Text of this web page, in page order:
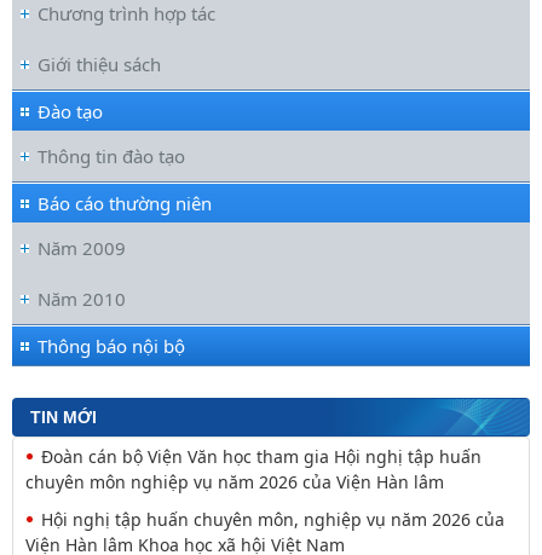
Chương trình hợp tác
Giới thiệu sách
Đào tạo
Thông tin đào tạo
Báo cáo thường niên
Năm 2009
Năm 2010
Thông báo nội bộ
TIN MỚI
Đoàn cán bộ Viện Văn học tham gia Hội nghị tập huấn
chuyên môn nghiệp vụ năm 2026 của Viện Hàn lâm
Hội nghị tập huấn chuyên môn, nghiệp vụ năm 2026 của
Viện Hàn lâm Khoa học xã hội Việt Nam